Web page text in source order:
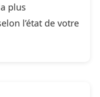
plus
l’état de votre